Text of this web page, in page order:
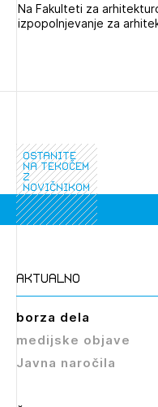
Na Fakulteti za
izpopolnjevanje za
ostanite
na tekočem
z
novičnikom
aktualno
borza dela
medijske objave
Javna naročila